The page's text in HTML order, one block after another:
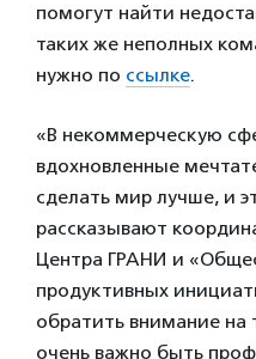
помогут найти
таких же неполных
нужно по ссылке.
«В некоммерческую
вдохновленные
сделать мир лучше, и
рассказывают
Центра ГРАНИ и
продуктивных
обратить внимание на
очень важно быть